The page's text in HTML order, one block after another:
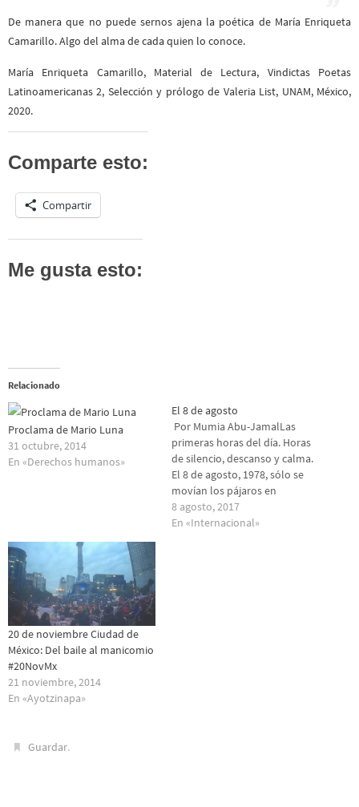
De manera que no puede sernos ajena la poética de María Enriqueta
Camarillo. Algo del alma de cada quien lo conoce.
María Enriqueta Camarillo, Material de Lectura, Vindictas Poetas
Latinoamericanas 2, Selección y prólogo de Valeria List, UNAM, México,
2020.
Comparte esto:
Compartir
Me gusta esto:
Relacionado
Proclama de Mario Luna
31 octubre, 2014
En «Derechos humanos»
El 8 de agosto
Por Mumia Abu-JamalLas
primeras horas del día. Horas
de silencio, descanso y calma.
El 8 de agosto, 1978, sólo se
movían los pájaros en
búsqueda de gusanos.Y
llegaron cientos de policías
8 agosto, 2017
En «Internacional»
20 de noviembre Ciudad de
México: Del baile al manicomio
#20NovMx
21 noviembre, 2014
En «Ayotzinapa»
Guardar.